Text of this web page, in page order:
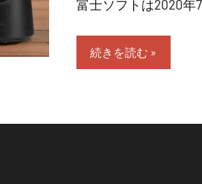
富士ソフトは2020
続きを読む